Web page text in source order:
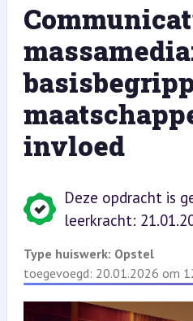
invloed
Deze opdracht is
leerkracht:
Type huiswerk: Opstel
toegevoegd: 20.01.2026 om